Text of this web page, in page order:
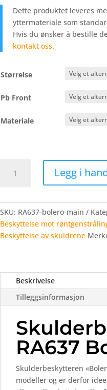
Dette produktet leveres
yttermateriale som
Hvis du ønsker å bestille
kontakt oss.
Størrelse
Pb Front
Materiale
Bolero
antall
Legg i
SKU: RA637-bolero-main
Beskyttelse mot
Beskyttelse av skuldrene
Beskrivelse
Tilleggsinformasjon
RA637
Skulderbeskytteren
modeller og er derfor